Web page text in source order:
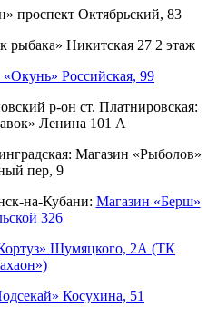
проспект Октябрьский, 83
рыбака» Никитская 27 2 этаж
Российская, 99
р-он ст. Платнировская:
Ленина 101 А
Магазин «Рыболов»
пер, 9
на-Кубани: Магазин «Берш»
326
Шумяцкого, 2А (ТК
Косухина, 51